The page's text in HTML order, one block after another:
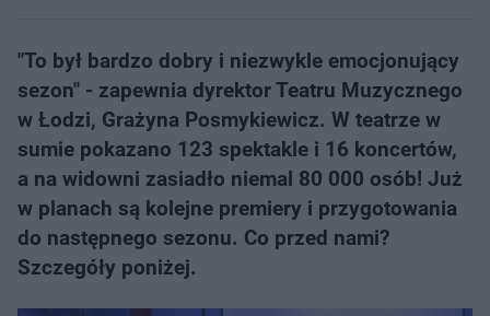
"To był bardzo dobry i niezwykle emocjonujący
sezon" - zapewnia dyrektor Teatru Muzycznego
w Łodzi, Grażyna Posmykiewicz. W teatrze w
sumie pokazano 123 spektakle i 16 koncertów,
a na widowni zasiadło niemal 80 000 osób! Już
w planach są kolejne premiery i przygotowania
do następnego sezonu. Co przed nami?
Szczegóły poniżej.